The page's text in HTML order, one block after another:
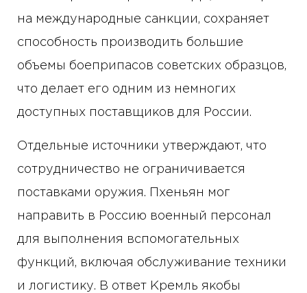
на международные санкции, сохраняет
способность производить большие
объемы боеприпасов советских образцов,
что делает его одним из немногих
доступных поставщиков для России.
Отдельные источники утверждают, что
сотрудничество не ограничивается
поставками оружия. Пхеньян мог
направить в Россию военный персонал
для выполнения вспомогательных
функций, включая обслуживание техники
и логистику. В ответ Кремль якобы